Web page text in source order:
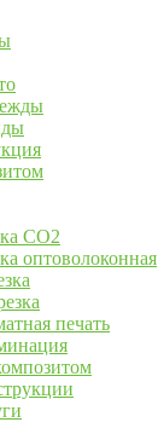
CO2
оптоволоконная
печать